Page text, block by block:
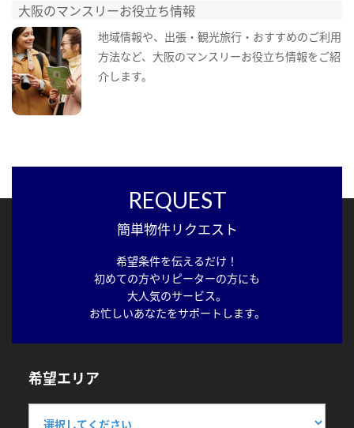
大阪のマンスリーお役立ち情報
地域情報や、出張・観光旅行・おすすめのご利用
方法など、大阪のマンスリーお役立ち情報をご紹
介します。
REQUEST
簡単物件リクエスト
希望条件を伝えるだけ！
初めての方やリピーターの方にも
大人気のサービス。
お忙しいあなたをサポートします。
希望エリア